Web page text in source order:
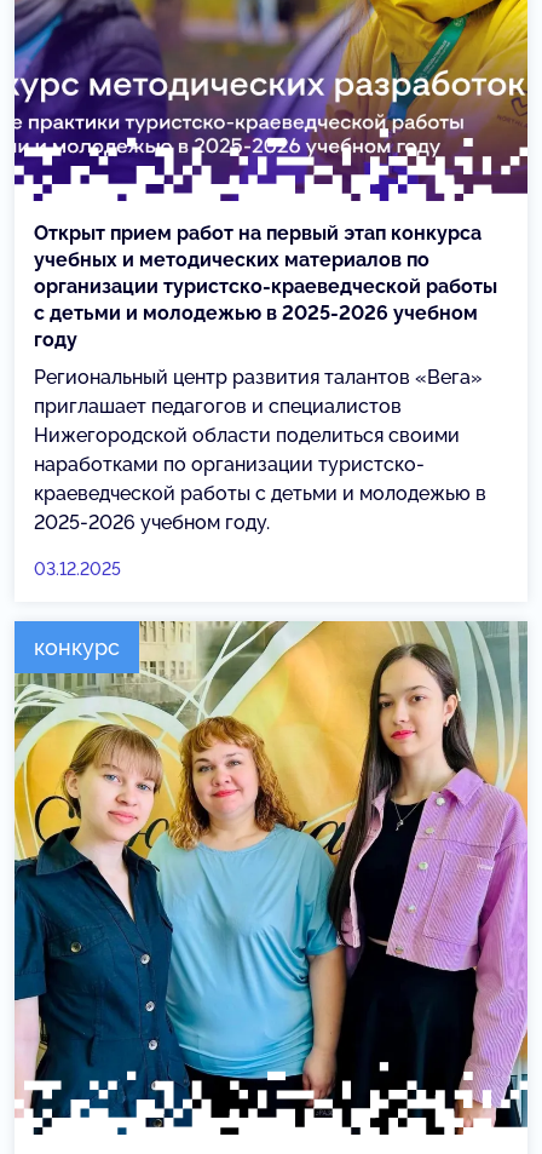
Открыт прием работ на первый этап конкурса
учебных и методических материалов по
организации туристско-краеведческой работы
с детьми и молодежью в 2025-2026 учебном
году
Региональный центр развития талантов «Вега»
приглашает педагогов и специалистов
Нижегородской области поделиться своими
наработками по организации туристско-
краеведческой работы с детьми и молодежью в
2025-2026 учебном году.
03.12.2025
конкурс